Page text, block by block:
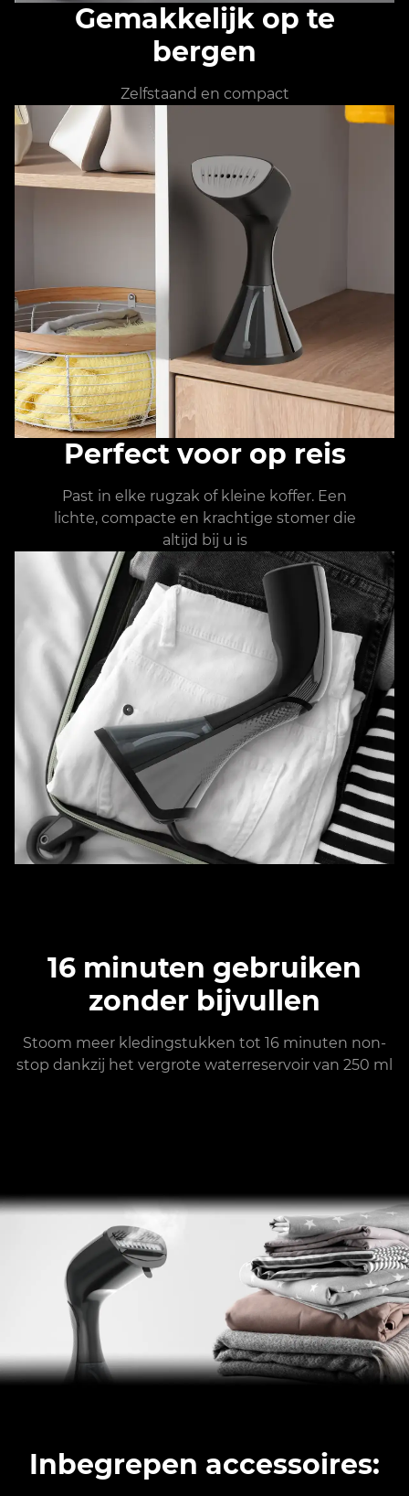
Gemakkelijk op te
bergen
Zelfstaand en compact
Perfect voor op reis
Past in elke rugzak of kleine koffer. Een
lichte, compacte en krachtige stomer die
altijd bij u is
16 minuten gebruiken
zonder bijvullen
Stoom meer kledingstukken tot 16 minuten non-
stop dankzij het vergrote waterreservoir van 250 ml
Inbegrepen accessoires: